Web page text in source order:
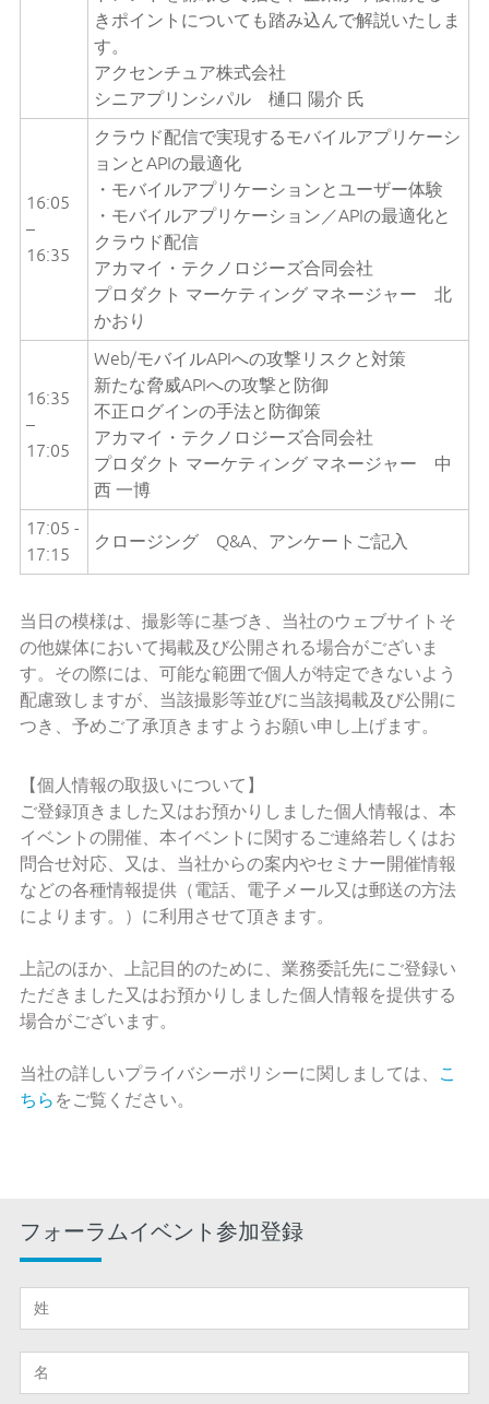
きポイントについても踏み込んで解説いたしま
す。
アクセンチュア株式会社
シニアプリンシパル 樋口 陽介 氏
16:05
–
16:35
クラウド配信で実現するモバイルアプリケーシ
ョンとAPIの最適化
・モバイルアプリケーションとユーザー体験
・モバイルアプリケーション／APIの最適化と
クラウド配信
アカマイ・テクノロジーズ合同会社
プロダクト マーケティング マネージャー 北
かおり
16:35
–
17:05
Web/モバイルAPIへの攻撃リスクと対策
新たな脅威APIへの攻撃と防御
不正ログインの手法と防御策
アカマイ・テクノロジーズ合同会社
プロダクト マーケティング マネージャー 中
西 一博
17:05 -
17:15
クロージング Q&A、アンケートご記入
当日の模様は、撮影等に基づき、当社のウェブサイトそ
の他媒体において掲載及び公開される場合がございま
す。その際には、可能な範囲で個人が特定できないよう
配慮致しますが、当該撮影等並びに当該掲載及び公開に
つき、予めご了承頂きますようお願い申し上げます。
【個人情報の取扱いについて】
ご登録頂きました又はお預かりしました個人情報は、本
イベントの開催、本イベントに関するご連絡若しくはお
問合せ対応、又は、当社からの案内やセミナー開催情報
などの各種情報提供（電話、電子メール又は郵送の方法
によります。）に利用させて頂きます。
上記のほか、上記目的のために、業務委託先にご登録い
ただきました又はお預かりしました個人情報を提供する
場合がございます。
当社の詳しいプライバシーポリシーに関しましては、 こ
ちら をご覧ください。
フォーラムイベント参加登録